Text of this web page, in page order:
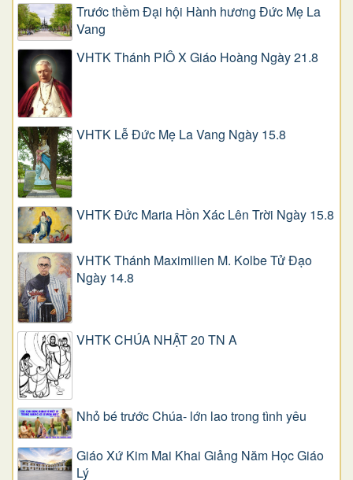
Trước thềm Đại hội Hành hương Đức Mẹ La
Vang
VHTK Thánh PIÔ X Giáo Hoàng Ngày 21.8
VHTK Lễ Đức Mẹ La Vang Ngày 15.8
VHTK Đức Maria Hồn Xác Lên Trời Ngày 15.8
VHTK Thánh Maximilien M. Kolbe Tử Đạo
Ngày 14.8
VHTK CHÚA NHẬT 20 TN A
Nhỏ bé trước Chúa- lớn lao trong tình yêu
Giáo Xứ Kim Mai Khai Giảng Năm Học Giáo
Lý